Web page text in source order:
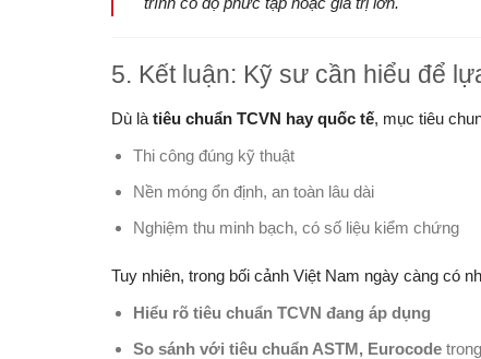
5. Kết luận: Kỹ sư cần hiểu để
Dù là tiêu chuẩn TCVN hay quốc tế, mục tiêu
Thi công đúng kỹ thuật
Nền móng ổn định, an toàn lâu dài
Nghiệm thu minh bạch, có số liệu kiểm chứng
Tuy nhiên, trong bối cảnh Việt Nam ngày càng có
Hiểu rõ tiêu chuẩn TCVN đang áp dụng
So sánh với tiêu chuẩn ASTM, Eurocode